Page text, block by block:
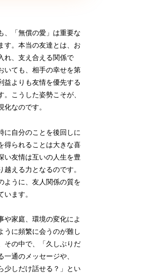
、「無償の愛」は重要な
す。本当の友達とは、お
れ、支え合える関係で
いても、相手の幸せを第
益よりも友情を優先する
。こうした姿勢こそが、
化なのです。
に自分のことを後回しに
得られることは大きな喜
い友情は互いの人生を豊
越える力となるのです。
ように、友人関係の質を
います。
や家庭、環境の変化によ
うに頻繁に会うのが難し
その中で、「久しぶりだ
一通のメッセージや、
少しだけ話せる？」とい